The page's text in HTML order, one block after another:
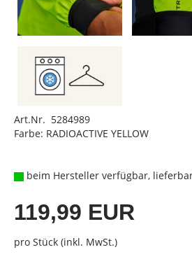
Art.Nr. 5284989
Farbe: RADIOACTIVE YELLOW
beim Hersteller verfügbar,
119,99 EUR
pro Stück (inkl. MwSt.)